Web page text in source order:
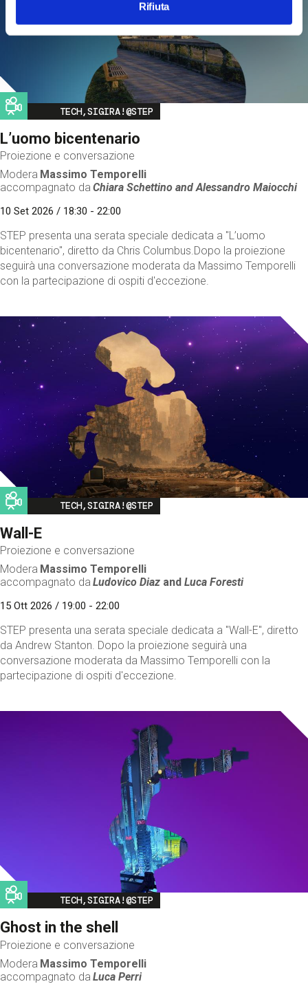
Rifiuta
Image
TECH,SIGIRA!@STEP
L’uomo bicentenario
Proiezione e conversazione
Modera Massimo Temporelli
accompagnato da Chiara Schettino andAlessandro Maiocchi
10 Set 2026 / 18:30 - 22:00
STEP presenta una serata speciale dedicata a "L’uomo
bicentenario", diretto da Chris Columbus.Dopo la proiezione
seguirà una conversazione moderata da Massimo Temporelli
con la partecipazione di ospiti d'eccezione.
Image
TECH,SIGIRA!@STEP
Wall-E
Proiezione e conversazione
Modera Massimo Temporelli
accompagnato da Ludovico Diaz andLuca Foresti
15 Ott 2026 / 19:00 - 22:00
STEP presenta una serata speciale dedicata a "Wall-E", diretto
da Andrew Stanton. Dopo la proiezione seguirà una
conversazione moderata da Massimo Temporelli con la
partecipazione di ospiti d'eccezione.
Image
TECH,SIGIRA!@STEP
Ghost in the shell
Proiezione e conversazione
Modera Massimo Temporelli
accompagnato da Luca Perri